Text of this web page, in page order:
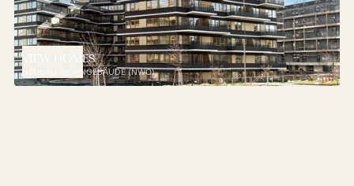
VIEW HOMES
NEUBAU WOHNGEBÄUDE (NWO)